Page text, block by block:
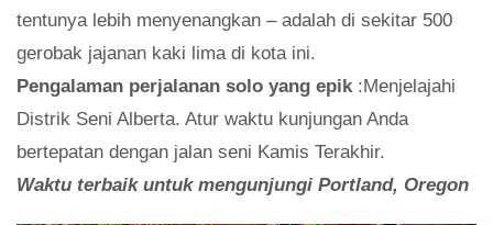
tentunya lebih menyenangkan – adalah di sekitar 500
gerobak jajanan kaki lima di kota ini.
Pengalaman perjalanan solo yang epik :Menjelajahi
Distrik Seni Alberta. Atur waktu kunjungan Anda
bertepatan dengan jalan seni Kamis Terakhir.
Waktu terbaik untuk mengunjungi Portland, Oregon